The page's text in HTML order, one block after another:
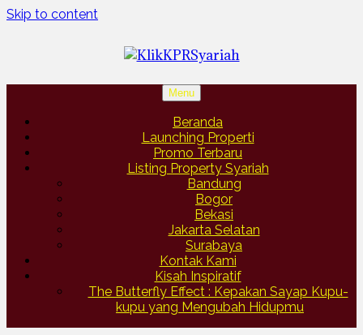
Skip to content
Menu
Beranda
Launching Properti
Promo Terbaru
Listing Property Syariah
Bandung
Bogor
Bekasi
Jakarta Selatan
Surabaya
Kontak Kami
Kisah Inspiratif
The Butterfly Effect : Kepakan Sayap Kupu-
kupu yang Mengubah Hidupmu